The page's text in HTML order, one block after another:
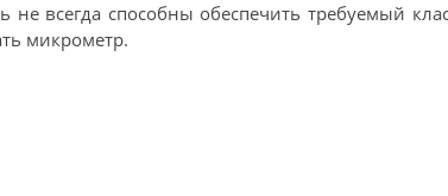
не всегда способны обеспечить требуемый
микрометр.